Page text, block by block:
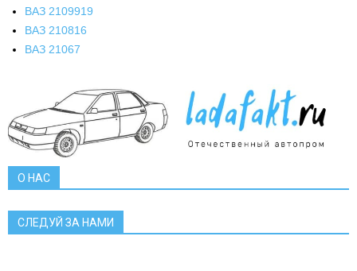
ВАЗ 2109919
ВАЗ 210816
ВАЗ 21067
О НАС
СЛЕДУЙ ЗА НАМИ